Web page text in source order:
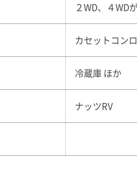
２WD、４WD
カセットコン
冷蔵庫 ほか
ナッツRV